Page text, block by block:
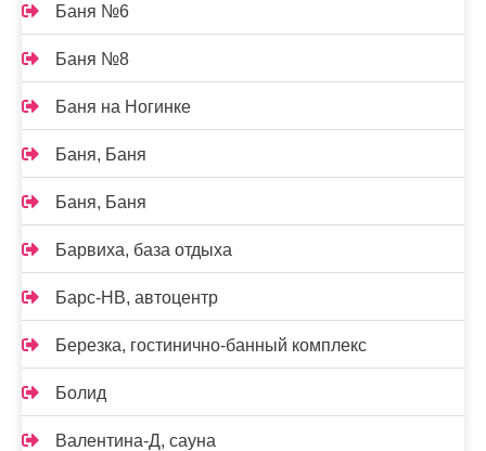
Баня №6
Баня №8
Баня на Ногинке
Баня, Баня
Баня, Баня
Барвиха, база отдыха
Барс-НВ, автоцентр
Березка, гостинично-банный комплекс
Болид
Валентина-Д, сауна